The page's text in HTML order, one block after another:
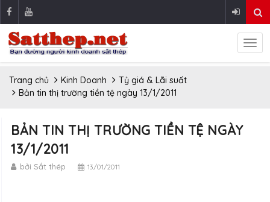
Trang chủ Kinh Doanh
Tỷ giá & Lãi suất
Bản tin thị trường tiền tệ ngày 13/1/2011
BẢN TIN THỊ TRƯỜNG TIỀN TỆ NGÀY
13/1/2011
bởi Sắt thép 13/01/2011